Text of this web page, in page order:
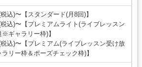
込)〜【スタンダード(月8回)】
込)〜【プレミアムライト(ライブレッスン
※ギャラリー枠)】
込)〜【プレミアム(ライブレッスン受け放
リー枠＆ポーズチェック枠)】